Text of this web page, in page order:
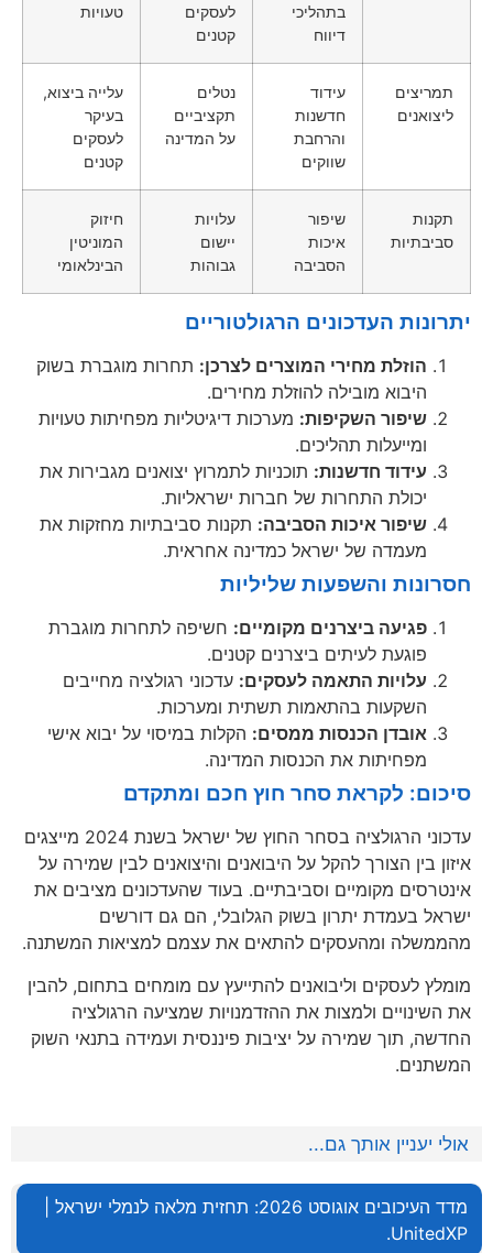
בתהליכי
דיווח
לעסקים
קטנים
טעויות
תמריצים
ליצואנים
עידוד
חדשנות
והרחבת
שווקים
נטלים
תקציביים
על המדינה
עלייה ביצוא,
בעיקר
לעסקים
קטנים
תקנות
סביבתיות
שיפור
איכות
הסביבה
עלויות
יישום
גבוהות
חיזוק
המוניטין
הבינלאומי
יתרונות העדכונים הרגולטוריים
הוזלת מחירי המוצרים לצרכן: תחרות מוגברת בשוק
היבוא מובילה להוזלת מחירים.
שיפור השקיפות: מערכות דיגיטליות מפחיתות טעויות
ומייעלות תהליכים.
עידוד חדשנות: תוכניות לתמרוץ יצואנים מגבירות את
יכולת התחרות של חברות ישראליות.
שיפור איכות הסביבה: תקנות סביבתיות מחזקות את
מעמדה של ישראל כמדינה אחראית.
חסרונות והשפעות שליליות
פגיעה ביצרנים מקומיים: חשיפה לתחרות מוגברת
פוגעת לעיתים ביצרנים קטנים.
עלויות התאמה לעסקים: עדכוני רגולציה מחייבים
השקעות בהתאמות תשתית ומערכות.
אובדן הכנסות ממסים: הקלות במיסוי על יבוא אישי
מפחיתות את הכנסות המדינה.
סיכום: לקראת סחר חוץ חכם ומתקדם
עדכוני הרגולציה בסחר החוץ של ישראל בשנת 2024 מייצגים
איזון בין הצורך להקל על היבואנים והיצואנים לבין שמירה על
אינטרסים מקומיים וסביבתיים. בעוד שהעדכונים מציבים את
ישראל בעמדת יתרון בשוק הגלובלי, הם גם דורשים
מהממשלה ומהעסקים להתאים את עצמם למציאות המשתנה.
מומלץ לעסקים וליבואנים להתייעץ עם מומחים בתחום, להבין
את השינויים ולמצות את ההזדמנויות שמציעה הרגולציה
החדשה, תוך שמירה על יציבות פיננסית ועמידה בתנאי השוק
המשתנים.
אולי יעניין אותך גם...
מדד העיכובים אוגוסט 2026: תחזית מלאה לנמלי ישראל |
UnitedXP.